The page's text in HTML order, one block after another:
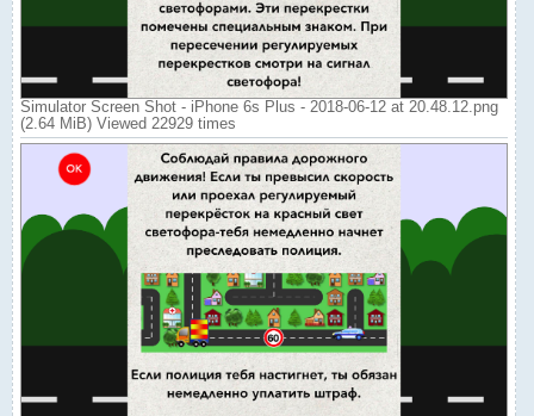
Simulator Screen Shot - iPhone 6s Plus - 2018-06-12 at 20.48.12.png
(2.64 MiB) Viewed 22929 times